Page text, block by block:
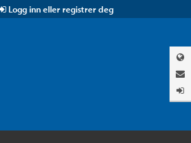
Logg inn eller registrer deg